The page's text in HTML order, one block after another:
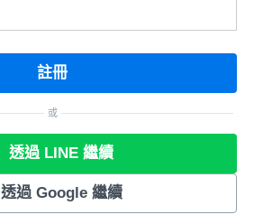
註冊
或
透過 LINE 繼續
透過 Google 繼續